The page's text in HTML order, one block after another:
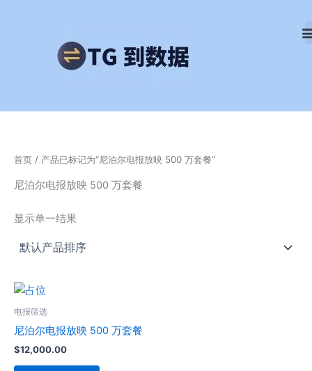
首页 / 产品已标记为“尼泊尔电报放映 500 万套餐”
尼泊尔电报放映 500 万套餐
显示单一结果
电报筛选
尼泊尔电报放映 500 万套餐
$12,000.00